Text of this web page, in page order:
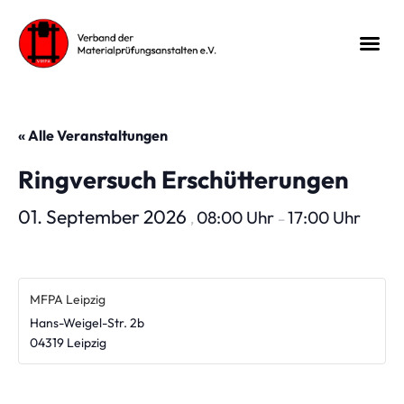
« Alle Veranstaltungen
Ringversuch Erschütterungen
01. September 2026 , 08:00 Uhr – 17:00 Uhr
MFPA Leipzig
Hans-Weigel-Str. 2b
04319 Leipzig